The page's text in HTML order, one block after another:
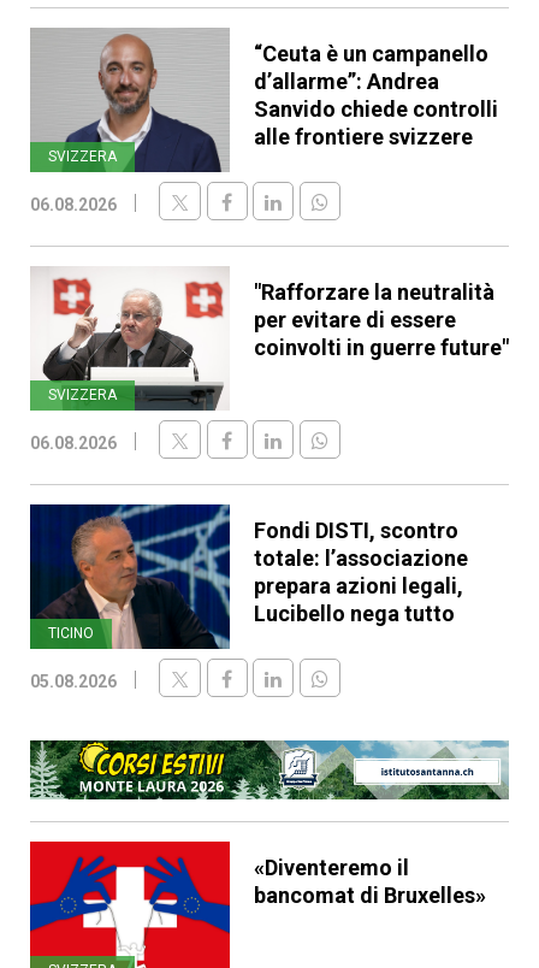
SVIZZERA
“Ceuta è un campanello
d’allarme”: Andrea
Sanvido chiede controlli
alle frontiere svizzere
06.08.2026
SVIZZERA
"Rafforzare la neutralità
per evitare di essere
coinvolti in guerre future"
06.08.2026
TICINO
Fondi DISTI, scontro
totale: l’associazione
prepara azioni legali,
Lucibello nega tutto
05.08.2026
«Diventeremo il
bancomat di Bruxelles»